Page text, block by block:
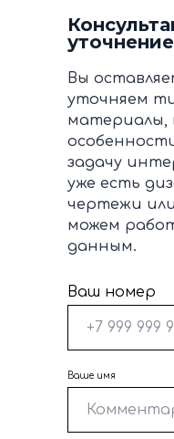
Вы
уточняем
материалы,
задачу
уже есть
чертежи
можем
данным.
Ваш номер
Ваше имя